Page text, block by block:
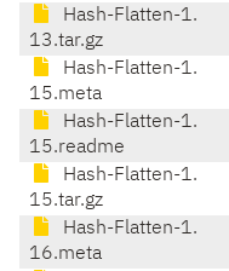
Hash-Flatten-1.
13.tar.gz
Hash-Flatten-1.
15.meta
Hash-Flatten-1.
15.readme
Hash-Flatten-1.
15.tar.gz
Hash-Flatten-1.
16.meta